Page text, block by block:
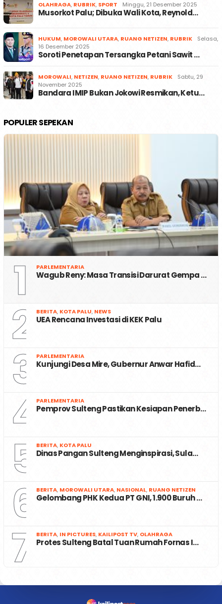
OLAHRAGA, RUBRIK, SPORT Minggu, 21 Desember 2025
Musorkot Palu; Dibuka Wali Kota, Reynold…
HUKUM, MOROWALI UTARA, RUANG NETIZEN, RUBRIK
Selasa,
16 Desember 2025
Soroti Penetapan Tersangka Petani Sawit …
MOROWALI, NETIZEN, RUANG NETIZEN, RUBRIK
Sabtu, 29
November 2025
Bandara IMIP Bukan Jokowi Resmikan, Ketu…
POPULER SEPEKAN
1 PARLEMENTARIA
Wagub Reny: Masa Transisi Darurat Gempa …
2 BERITA, KOTA PALU, NEWS
UEA Rencana Investasi di KEK Palu
3 PARLEMENTARIA
Kunjungi Desa Mire, Gubernur Anwar Hafid…
4 PARLEMENTARIA
Pemprov Sulteng Pastikan Kesiapan Penerb…
5 BERITA, KOTA PALU
Dinas Pangan Sulteng Menginspirasi, Sula…
6 BERITA, MOROWALI UTARA, NASIONAL, RUANG NETIZEN
Gelombang PHK Kedua PT GNI, 1.900 Buruh …
7 BERITA, IN PICTURES, KAILIPOST TV, OLAHRAGA
Protes Sulteng Batal Tuan Rumah Fornas I…